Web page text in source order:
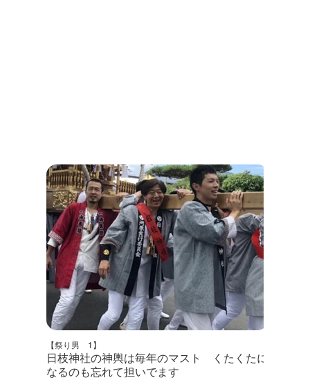
【祭り男 1】
日枝神社の神輿は毎年のマスト くたくたに
なるのも忘れて担いでます